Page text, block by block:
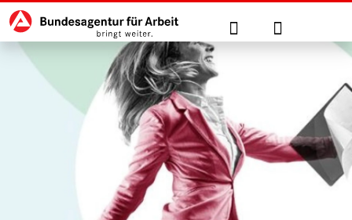
zu den Hauptinhalten springen
Hauptnavigation Suche Anmelden